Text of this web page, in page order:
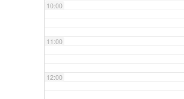
10:00
11:00
12:00